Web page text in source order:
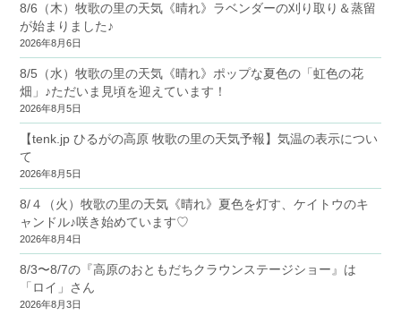
8/6（木）牧歌の里の天気《晴れ》ラベンダーの刈り取り＆蒸留
が始まりました♪
2026年8月6日
8/5（水）牧歌の里の天気《晴れ》ポップな夏色の「虹色の花
畑」♪ただいま見頃を迎えています！
2026年8月5日
【tenk.jp ひるがの高原 牧歌の里の天気予報】気温の表示につい
て
2026年8月5日
8/４（火）牧歌の里の天気《晴れ》夏色を灯す、ケイトウのキ
ャンドル♪咲き始めています♡
2026年8月4日
8/3〜8/7の『高原のおともだちクラウンステージショー』は
「ロイ」さん
2026年8月3日